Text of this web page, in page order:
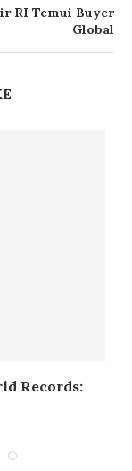
RI Temui Buyer
Global
Records: